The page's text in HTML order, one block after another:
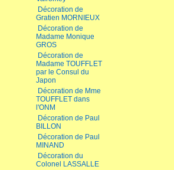
Décoration de
Gratien MORNIEUX
Décoration de
Madame Monique
GROS
Décoration de
Madame TOUFFLET
par le Consul du
Japon
Décoration de Mme
TOUFFLET dans
l'ONM
Décoration de Paul
BILLON
Décoration de Paul
MINAND
Décoration du
Colonel LASSALLE